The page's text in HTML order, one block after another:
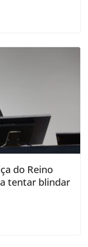
do Reino
tentar blindar